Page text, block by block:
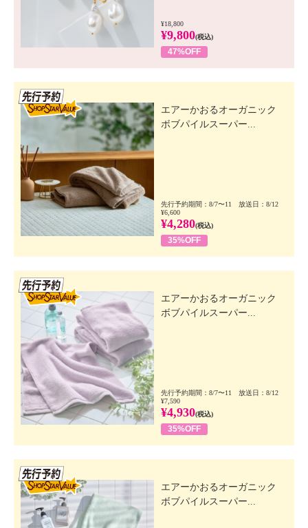
¥18,800
¥9,800(税込)
47%OFF
エアーかおるオーガニック
ボブパイルスーパー...
先行予約期間：8/7〜11 放送日：8/12
¥6,600
¥4,280(税込)
35%OFF
エアーかおるオーガニック
ボブパイルスーパー...
先行予約期間：8/7〜11 放送日：8/12
¥7,590
¥4,930(税込)
35%OFF
エアーかおるオーガニック
ボブパイルスーパー...